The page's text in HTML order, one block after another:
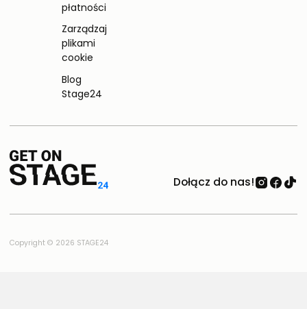
płatności
Zarządzaj
plikami
cookie
Blog
Stage24
Dołącz do nas!
Copyright © 2026 STAGE24